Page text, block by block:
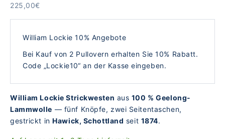
Angebot
225,00€
William Lockie 10% Angebote
Bei Kauf von 2 Pullovern erhalten Sie 10% Rabatt.
Code „Lockie10“ an der Kasse eingeben.
William Lockie Strickwesten aus 100 % Geelong-
Lammwolle — fünf Knöpfe, zwei Seitentaschen,
gestrickt inHawick, Schottland seit 1874.